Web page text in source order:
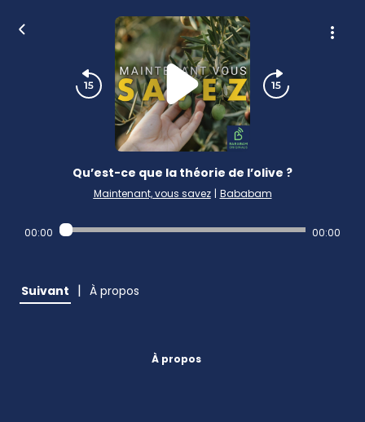
Qu’est-ce que la théorie de l’olive ?
Maintenant, vous savez | Bababam
00:00 00:00
Suivant | À propos
À propos